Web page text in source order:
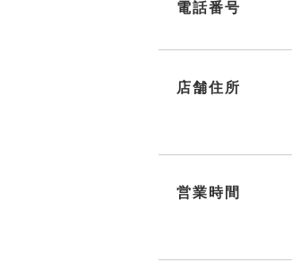
電話番号
店舗住所
営業時間